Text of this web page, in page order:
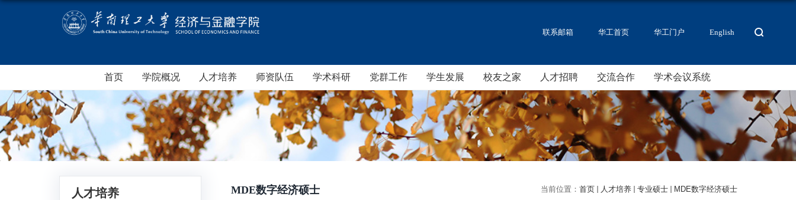
联系邮箱 华工首页 华工门户 English
首页 学院概况 人才培养 师资队伍 学术科研 党群工作 学生发展 校友之家 人才招聘 交流合作 学术会议系统
人才培养 当前位置： 首页 人才培养 专业硕士 MDE数字经济硕士
MDE数字经济硕士